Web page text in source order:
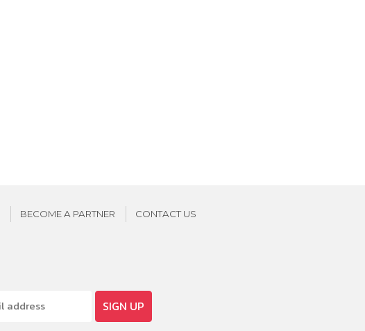
BECOME A PARTNER CONTACT US
SIGN UP